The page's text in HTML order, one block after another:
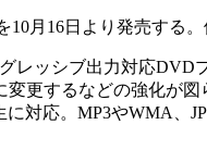
月16日より発売する。
レッシブ出力対応DVD
変更するなどの強化が
対応。MP3やWMA、